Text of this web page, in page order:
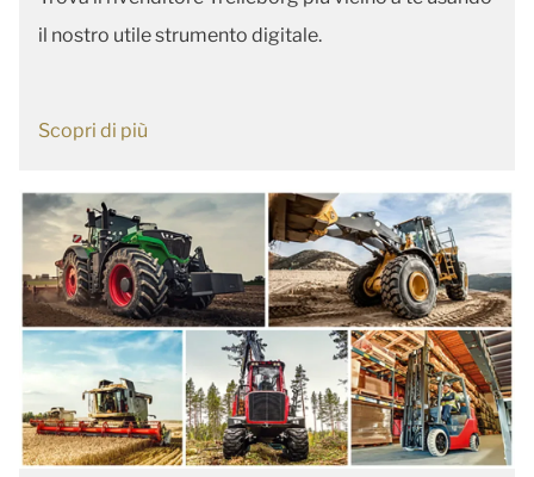
il nostro utile strumento digitale.
Scopri di più